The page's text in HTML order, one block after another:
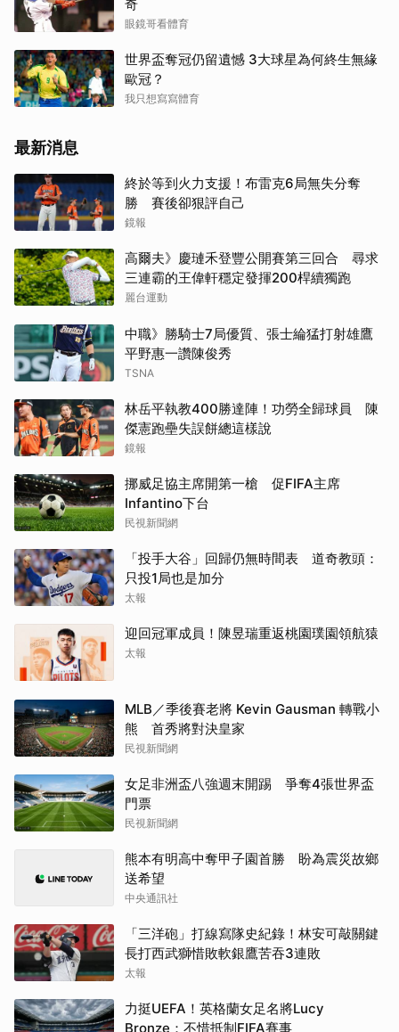
奇
眼鏡哥看體育
世界盃奪冠仍留遺憾 3大球星為何終生無緣
歐冠？
我只想寫寫體育
最新消息
終於等到火力支援！布雷克6局無失分奪
勝 賽後卻狠評自己
鏡報
高爾夫》慶璉禾登豐公開賽第三回合 尋求
三連霸的王偉軒穩定發揮200桿續獨跑
麗台運動
中職》勝騎士7局優質、張士綸猛打射雄鷹
平野惠一讚陳俊秀
TSNA
林岳平執教400勝達陣！功勞全歸球員 陳
傑憲跑壘失誤餅總這樣說
鏡報
挪威足協主席開第一槍 促FIFA主席
Infantino下台
民視新聞網
「投手大谷」回歸仍無時間表 道奇教頭：
只投1局也是加分
太報
迎回冠軍成員！陳昱瑞重返桃園璞園領航猿
太報
MLB／季後賽老將 Kevin Gausman 轉戰小
熊 首秀將對決皇家
民視新聞網
女足非洲盃八強週末開踢 爭奪4張世界盃
門票
民視新聞網
熊本有明高中奪甲子園首勝 盼為震災故鄉
送希望
中央通訊社
「三洋砲」打線寫隊史紀錄！林安可敲關鍵
長打西武獅惜敗軟銀鷹苦吞3連敗
太報
力挺UEFA！英格蘭女足名將Lucy
Bronze：不惜抵制FIFA賽事